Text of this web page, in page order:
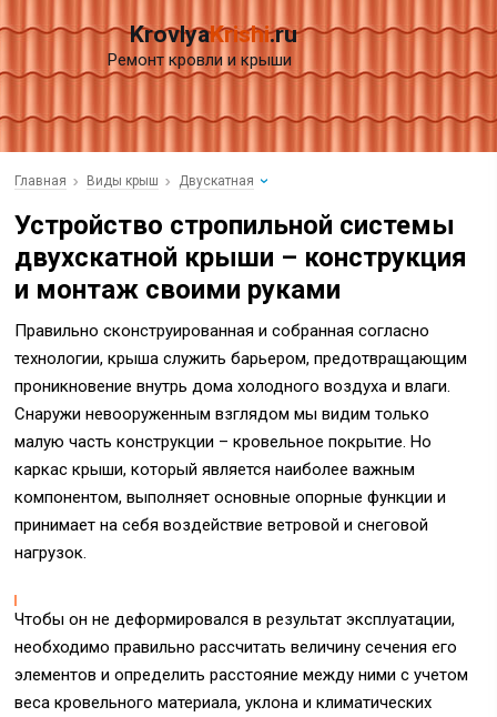
KrovlyaKrishi.ru
Ремонт кровли и крыши
Главная Виды крыш Двускатная
Устройство стропильной системы
двухскатной крыши – конструкция
и монтаж своими руками
Правильно сконструированная и собранная согласно
технологии, крыша служить барьером, предотвращающим
проникновение внутрь дома холодного воздуха и влаги.
Снаружи невооруженным взглядом мы видим только
малую часть конструкции – кровельное покрытие. Но
каркас крыши, который является наиболее важным
компонентом, выполняет основные опорные функции и
принимает на себя воздействие ветровой и снеговой
нагрузок.
Чтобы он не деформировался в результат эксплуатации,
необходимо правильно рассчитать величину сечения его
элементов и определить расстояние между ними с учетом
веса кровельного материала, уклона и климатических